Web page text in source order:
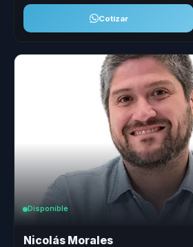
Cotizar
Disponible
Nicolás Morales